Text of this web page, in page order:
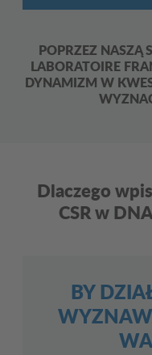
POPRZEZ NASZĄ
LABORATOIRE
DYNAMIZM W
Dlaczego
CSR w
BY